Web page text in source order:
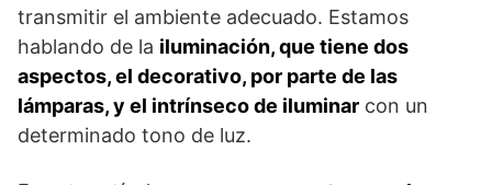
transmitir el ambiente adecuado. Estamos
hablando de la iluminación, que tiene dos
aspectos, el decorativo, por parte de las
lámparas, y el intrínseco de iluminar con un
determinado tono de luz.